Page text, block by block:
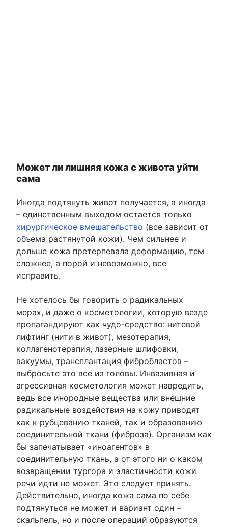
Может ли лишняя кожа с живота уйти
сама
Иногда подтянуть живот получается, а иногда
– единственным выходом остается только
хирургическое вмешательство (все зависит от
объема растянутой кожи). Чем сильнее и
дольше кожа претерпевала деформацию, тем
сложнее, а порой и невозможно, все
исправить.
Не хотелось бы говорить о радикальных
мерах, и даже о косметологии, которую везде
пропагандируют как чудо-средство: нитевой
лифтинг (нити в живот), мезотерапия,
коллагенотерапия, лазерные шлифовки,
вакуумы, трансплантация фибробластов –
выбросьте это все из головы. Инвазивная и
агрессивная косметология может навредить,
ведь все инородные вещества или внешние
радикальные воздействия на кожу приводят
как к рубцеванию тканей, так и образованию
соединительной ткани (фиброза). Организм как
бы запечатывает «иноагентов» в
соединительную ткань, а от этого ни о каком
возвращении тургора и эластичности кожи
речи идти не может. Это следует принять.
Действительно, иногда кожа сама по себе
подтянуться не может и вариант один –
скальпель, но и после операций образуются